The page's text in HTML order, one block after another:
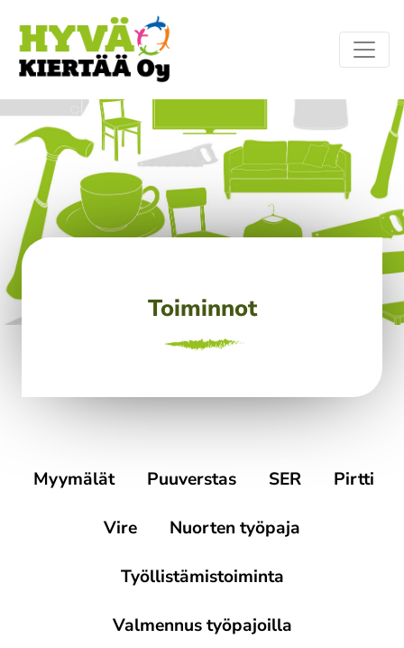
Toiminnot
Myymälät Puuverstas SER Pirtti
Vire Nuorten työpaja
Työllistämistoiminta
Valmennus työpajoilla